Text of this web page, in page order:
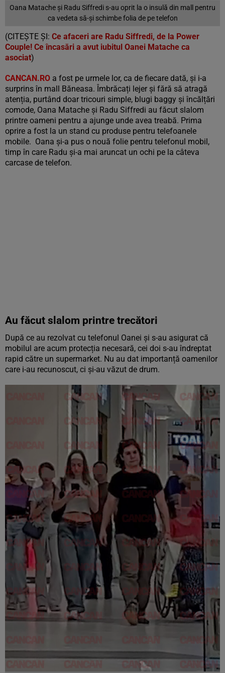
Oana Matache și Radu Siffredi s-au oprit la o insulă din mall pentru
ca vedeta să-și schimbe folia de pe telefon
(CITEȘTE ȘI: Ce afaceri are Radu Siffredi, de la Power
Couple! Ce încasări a avut iubitul Oanei Matache ca
asociat)
CANCAN.RO a fost pe urmele lor, ca de fiecare dată, și i-a
surprins în mall Băneasa. Îmbrăcați lejer și fără să atragă
atenția, purtând doar tricouri simple, blugi baggy și încălțări
comode, Oana Matache și Radu Siffredi au făcut slalom
printre oameni pentru a ajunge unde avea treabă. Prima
oprire a fost la un stand cu produse pentru telefoanele
mobile. Oana și-a pus o nouă folie pentru telefonul mobil,
timp în care Radu și-a mai aruncat un ochi pe la câteva
carcase de telefon.
Au făcut slalom printre trecători
După ce au rezolvat cu telefonul Oanei și s-au asigurat că
mobilul are acum protecția necesară, cei doi s-au îndreptat
rapid către un supermarket. Nu au dat importanță oamenilor
care i-au recunoscut, ci și-au văzut de drum.